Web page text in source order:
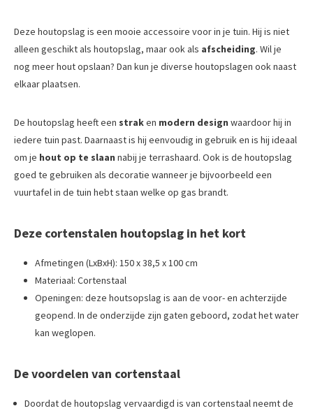
Deze houtopslag is een mooie accessoire voor in je tuin. Hij is niet
alleen geschikt als houtopslag, maar ook als afscheiding. Wil je
nog meer hout opslaan? Dan kun je diverse houtopslagen ook naast
elkaar plaatsen.
De houtopslag heeft een straken modern design waardoor hij in
iedere tuin past. Daarnaast is hij eenvoudig in gebruik en is hij ideaal
om je hout op te slaan nabij je terrashaard. Ook is de houtopslag
goed te gebruiken als decoratie wanneer je bijvoorbeeld een
vuurtafel in de tuin hebt staan welke op gas brandt.
Deze cortenstalen houtopslag in het kort
Afmetingen (LxBxH): 150 x 38,5 x 100 cm
Materiaal: Cortenstaal
Openingen: deze houtsopslag is aan de voor- en achterzijde
geopend. In de onderzijde zijn gaten geboord, zodat het water
kan weglopen.
De voordelen van cortenstaal
Doordat de houtopslag vervaardigd is van cortenstaal neemt de